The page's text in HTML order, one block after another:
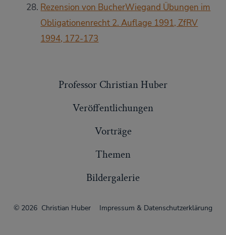
Rezension von BucherWiegand Übungen im
Obligationenrecht 2. Auflage 1991, ZfRV
1994, 172-173
Professor Christian Huber
Veröffentlichungen
Vorträge
Themen
Bildergalerie
© 2026 Christian Huber Impressum & Datenschutzerklärung